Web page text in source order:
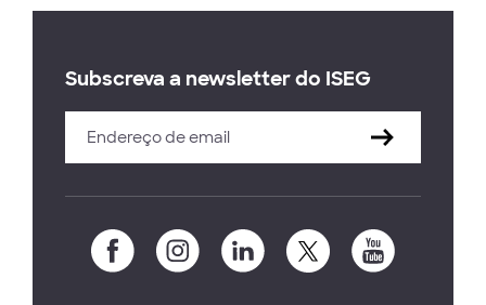
Subscreva a newsletter do ISEG